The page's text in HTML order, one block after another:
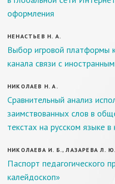
оформления
НЕНАСТЬЕВ Н. А.
Выбор игровой платформы
канала связи с
НИКОЛАЕВ Н. А.
Сравнительный анализ
заимствованных слов в
текстах на русском языке
НИКОЛАЕВА И. Б., ЛАЗАРЕВА Л. Ю.
Паспорт педагогического
калейдоскоп»